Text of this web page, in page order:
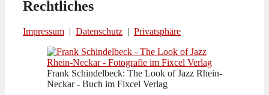
Rechtliches
Impressum | Datenschutz | Privatsphäre
Frank Schindelbeck: The Look of Jazz Rhein-
Neckar - Buch im Fixcel Verlag